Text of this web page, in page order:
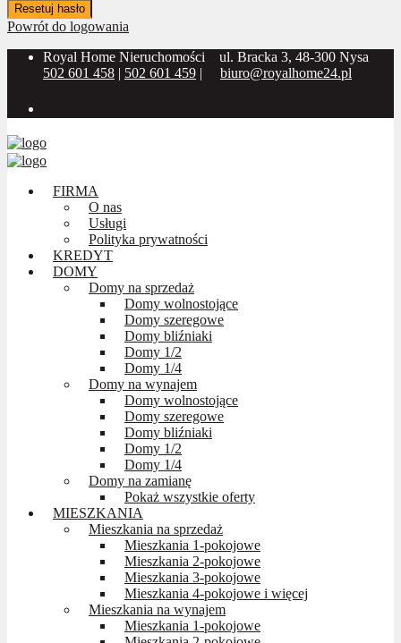
Resetuj hasło
Powrót do logowania
Royal Home Nieruchomości
ul. Bracka 3, 48-300 Nysa
502 601 458 | 502 601 459 | biuro@royalhome24.pl
FIRMA
O nas
Usługi
Polityka prywatności
KREDYT
DOMY
Domy na sprzedaż
Domy wolnostojące
Domy szeregowe
Domy bliźniaki
Domy 1/2
Domy 1/4
Domy na wynajem
Domy wolnostojące
Domy szeregowe
Domy bliźniaki
Domy 1/2
Domy 1/4
Domy na zamianę
Pokaż wszystkie oferty
MIESZKANIA
Mieszkania na sprzedaż
Mieszkania 1-pokojowe
Mieszkania 2-pokojowe
Mieszkania 3-pokojowe
Mieszkania 4-pokojowe i więcej
Mieszkania na wynajem
Mieszkania 1-pokojowe